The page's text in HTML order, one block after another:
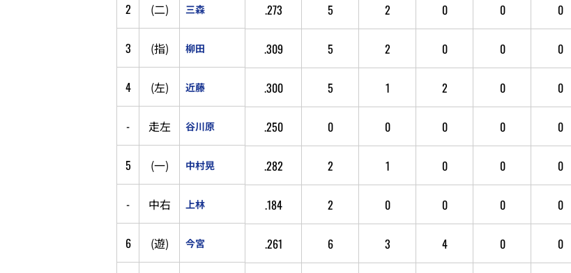
2 (二) 三森 .273 5 2 0 0 0
3 (指) 柳田 .309 5 2 0 0 0
4 (左) 近藤 .300 5 1 2 0 0
- 走左 谷川原 .250 0 0 0 0 0
5 (一) 中村晃 .282 2 1 0 0 0
- 中右 上林 .184 2 0 0 0 0
6 (遊) 今宮 .261 6 3 4 0 0